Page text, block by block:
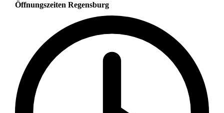
Öffnungszeiten Regensburg